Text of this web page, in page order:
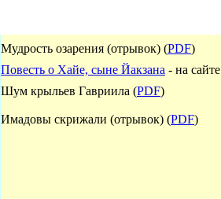
Мудрость озарения (отрывок) (PDF)
Повесть о Хайе, сыне Йакзана - на сайте
Шум крыльев Гавриила (PDF)
Имадовы скрижали (отрывок) (PDF)